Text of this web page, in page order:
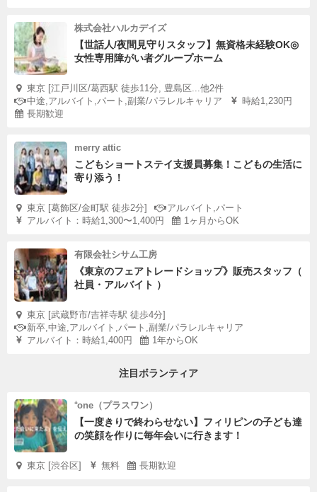
株式会社ハルカデイズ
【世話人/夜間見守りスタッフ】無資格未経験OK◎
女性専用障がい者グループホーム
東京 [江戸川区/葛西駅 徒歩11分, 豊島区...他2件
中途,アルバイト,パート,副業/パラレルキャリア
時給1,230円
長期歓迎
merry attic
こどもショートステイ支援員募集！こどもの生活に
寄り添う！
東京 [葛飾区/金町駅 徒歩2分]
アルバイト,パート
アルバイト：時給1,300〜1,400円
1ヶ月からOK
有限会社シサム工房
《東京のフェアトレードショップ》販売スタッフ（
社員・アルバイト ）
東京 [武蔵野市/吉祥寺駅 徒歩4分]
新卒,中途,アルバイト,パート,副業/パラレルキャリア
アルバイト：時給1,400円
1年からOK
注目ボランティア
⁺one（プラスワン）
【一度きりで終わらせない】フィリピンの子ども達
の笑顔を作りに毎年会いに行きます！
東京 [渋谷区] 無料 長期歓迎